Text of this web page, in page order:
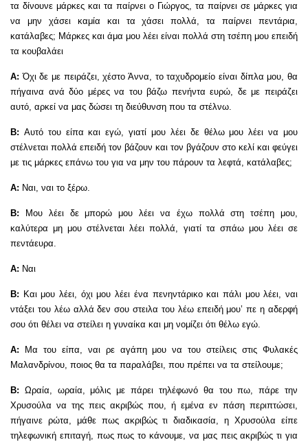
τα δίνουνε μάρκες και τα παίρνει ο Γιώργος, τα παίρνει σε μάρκες για
να μην χάσει καμία και τα χάσει πολλά, τα παίρνει πεντάρια,
κατάλαβες; Μάρκες και άμα μου λέει είναι πολλά στη τσέπη μου επειδή
τα κουβαλάει
Α: Όχι δε με πειράζει, χέστο Άννα, το ταχυδρομείο είναι δίπλα μου, θα
πήγαινα ανά δύο μέρες να του βάζω πενήντα ευρώ, δε με πειράζει
αυτό, αρκεί να μας δώσει τη διεύθυνση που τα στέλνω.
Β: Αυτό του είπα και εγώ, γιατί μου λέει δε θέλω μου λέει να μου
στέλνεται πολλά επειδή τον βάζουν και τον βγάζουν στο κελί και φεύγει
με τις μάρκες επάνω του για να μην του πάρουν τα λεφτά, κατάλαβες;
Α: Ναι, ναι το ξέρω.
Β: Μου λέει δε μπορώ μου λέει να έχω πολλά στη τσέπη μου,
καλύτερα μη μου στέλνεται λέει πολλά, γιατί τα σπάω μου λέει σε
πεντάευρα.
Α: Ναι
Β: Και μου λέει, όχι μου λέει ένα πενηντάρικο και πάλι μου λέει, ναι
ντάξει του λέω αλλά δεν σου στειλα του λέω επειδή μου’ πε η αδερφή
σου ότι θέλει να στείλει η γυναίκα και μη νομίζει ότι θέλω εγώ.
Α: Μα του είπα, ναι ρε αγάπη μου να του στείλεις στις Φυλακές
Μαλανδρίνου, ποιος θα τα παραλάβει, που πρέπει να τα στείλουμε;
Β: Ωραία, ωραία, μόλις με πάρει τηλέφωνό θα του πω, πάρε την
Χρυσούλα να της πεις ακριβώς που, ή εμένα εν πάση περιπτώσει,
πήγαινε ρώτα, μάθε πως ακριβώς τι διαδικασία, η Χρυσούλα είπε
τηλεφωνική επιταγή, πως πως το κάνουμε, να μας πεις ακριβώς τι για